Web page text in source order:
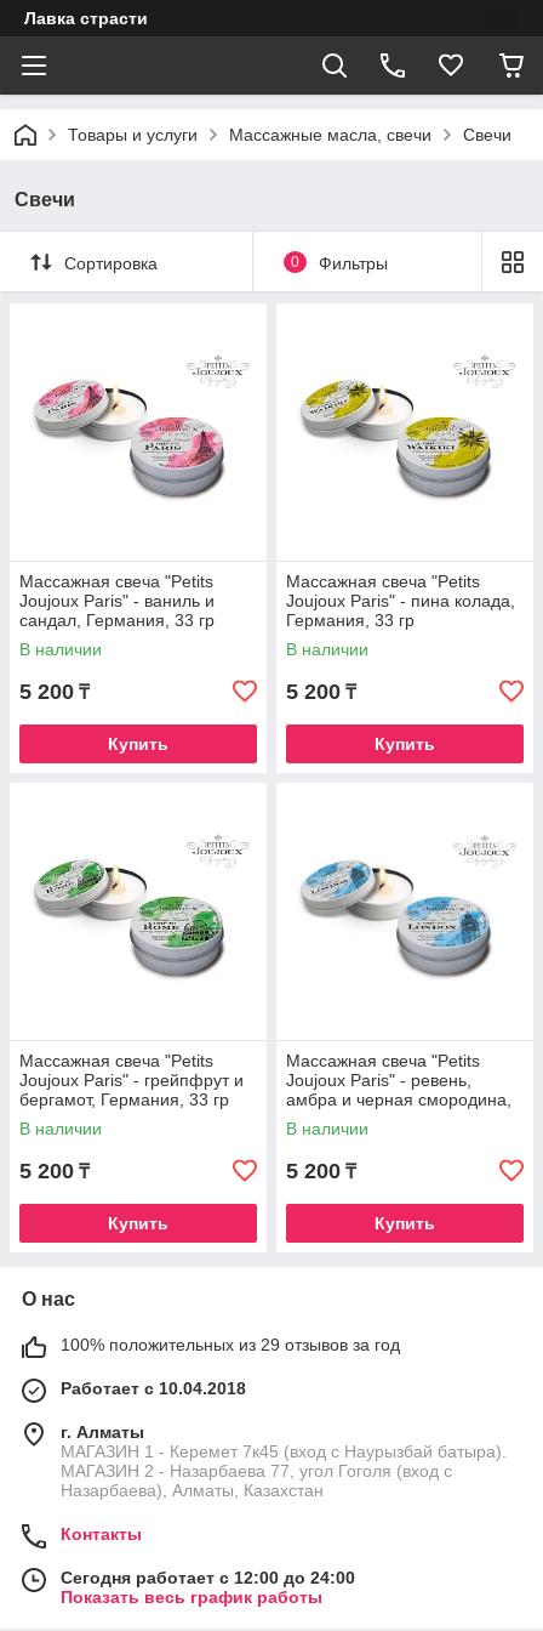
Лавка страсти
Товары и услуги Массажные масла, свечи Свечи
Свечи
Сортировка 0 Фильтры
Массажная свеча "Petits
Joujoux Paris" - ваниль и
сандал, Германия, 33 гр
В наличии
5 200 ₸
Купить
Массажная свеча "Petits
Joujoux Paris" - пина колада,
Германия, 33 гр
В наличии
5 200 ₸
Купить
Массажная свеча "Petits
Joujoux Paris" - грейпфрут и
бергамот, Германия, 33 гр
В наличии
5 200 ₸
Купить
Массажная свеча "Petits
Joujoux Paris" - ревень,
амбра и черная смородина,
Германия, 33 гр
В наличии
5 200 ₸
Купить
О нас
100% положительных из 29 отзывов за год
Работает с 10.04.2018
г. Алматы
МАГАЗИН 1 - Керемет 7к45 (вход с Наурызбай батыра).
МАГАЗИН 2 - Назарбаева 77, угол Гоголя (вход с
Назарбаева), Алматы, Казахстан
Контакты
Сегодня работает с 12:00 до 24:00
Показать весь график работы